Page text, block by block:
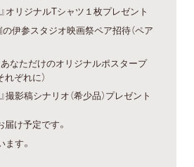
』オリジナルTシャツ１枚プレゼント
伊参スタジオ映画祭ペア招待（ペア
なただけのオリジナルポスタープ
れぞれに）
撮影稿シナリオ（希少品）プレゼント
け予定です。
す。